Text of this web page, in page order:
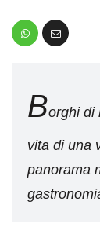
Borghi di
vita di una
panorama